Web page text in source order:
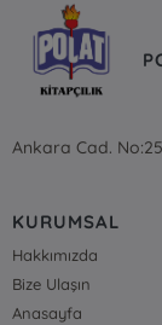
Ankara Cad.
KURUMSAL
Hakkımızda
Bize Ulaşın
Anasayfa